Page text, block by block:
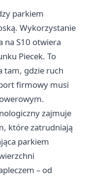
parkiem
Wykorzystanie
na S10 otwiera
Piecek. To
tam, gdzie ruch
firmowy musi
zajmuje
które zatrudniają
parkiem
– od